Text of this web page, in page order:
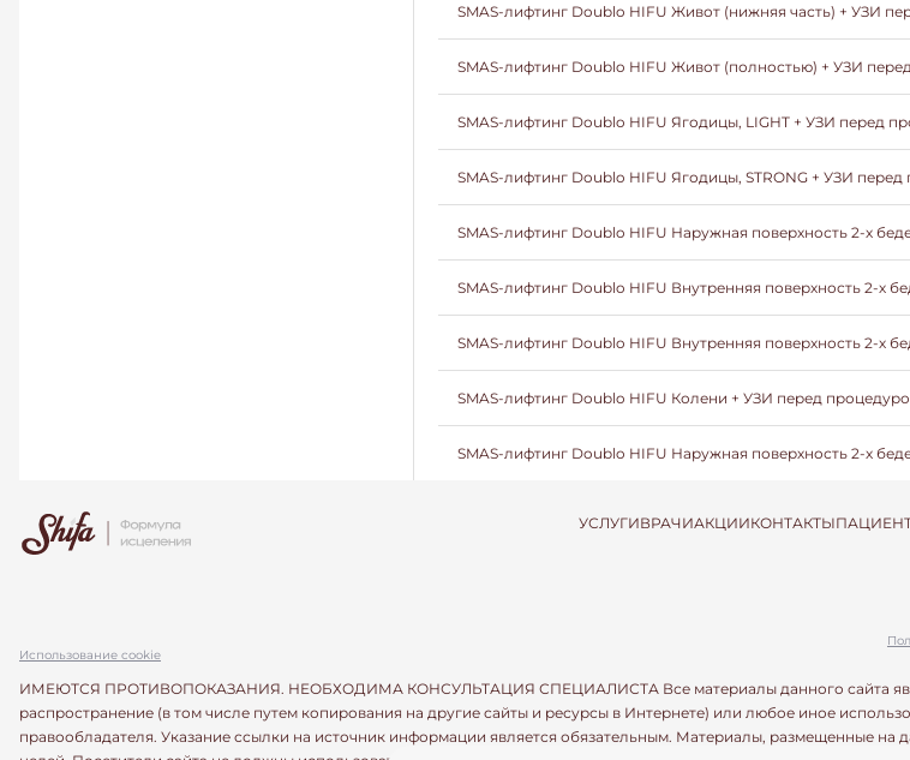
SMAS-лифтинг Doublo HIFU Живот (нижняя часть) + УЗИ
SMAS-лифтинг Doublo HIFU Живот (полностью) + УЗИ
SMAS-лифтинг Doublo HIFU Ягодицы, LIGHT + УЗИ перед
SMAS-лифтинг Doublo HIFU Ягодицы, STRONG + УЗИ
SMAS-лифтинг Doublo HIFU Наружная поверхность 2-х
SMAS-лифтинг Doublo HIFU Внутренняя поверхность 2-х
SMAS-лифтинг Doublo HIFU Внутренняя поверхность 2-х
SMAS-лифтинг Doublo HIFU Колени + УЗИ перед
SMAS-лифтинг Doublo HIFU Наружная поверхность 2-х
УСЛУГИВРАЧИАКЦИИКОНТАКТЫ
Использование cookie
ИМЕЮТСЯ ПРОТИВОПОКАЗАНИЯ. НЕОБХОДИМА КОНСУЛЬТАЦИЯ СПЕЦИАЛИСТА Все материалы данного сайта
распространение (в том числе путем копирования на другие сайты и ресурсы в Интернете) или любое иное
правообладателя. Указание ссылки на источник информации является обязательным. Материалы, размещенные